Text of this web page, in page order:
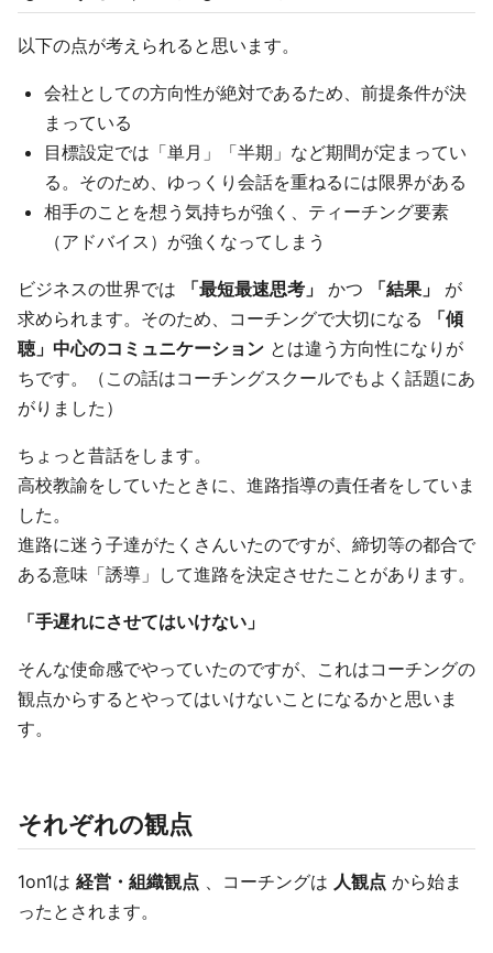
以下の点が考えられると思います。
会社としての方向性が絶対であるため、前提条件が決
まっている
目標設定では「単月」「半期」など期間が定まってい
る。そのため、ゆっくり会話を重ねるには限界がある
相手のことを想う気持ちが強く、ティーチング要素
（アドバイス）が強くなってしまう
ビジネスの世界では 「最短最速思考」 かつ 「結果」
が
求められます。そのため、コーチングで大切になる
「傾
聴」中心のコミュニケーション とは違う方向性になりが
ちです。（この話はコーチングスクールでもよく話題にあ
がりました）
ちょっと昔話をします。
高校教諭をしていたときに、進路指導の責任者をしていま
した。
進路に迷う子達がたくさんいたのですが、締切等の都合で
ある意味「誘導」して進路を決定させたことがあります。
「手遅れにさせてはいけない」
そんな使命感でやっていたのですが、これはコーチングの
観点からするとやってはいけないことになるかと思いま
す。
それぞれの観点
1on1は 経営・組織観点 、コーチングは 人観点 から始ま
ったとされます。